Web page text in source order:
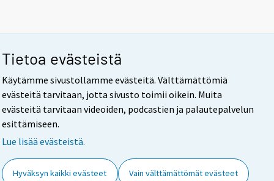
Tietoa evästeistä
Käytämme sivustollamme evästeitä. Välttämättömiä
evästeitä tarvitaan, jotta sivusto toimii oikein. Muita
evästeitä tarvitaan videoiden, podcastien ja palautepalvelun
esittämiseen.
Lue lisää evästeistä.
Hyväksyn kaikki evästeet Vain välttämättömät evästeet